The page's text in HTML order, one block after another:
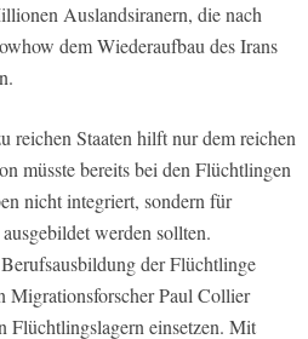
Auslandsiranern, die nach
dem Wiederaufbau des Irans
reichen Staaten hilft nur dem reichen
müsste bereits bei den Flüchtlingen
nicht integriert, sondern für
werden sollten.
der Flüchtlinge
Migrationsforscher Paul Collier
Flüchtlingslagern einsetzen. Mit